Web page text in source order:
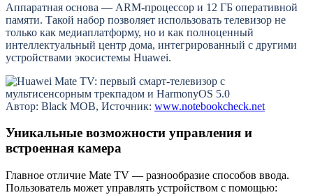
Аппаратная основа — ARM-процессор и 12 ГБ оперативной
памяти. Такой набор позволяет использовать телевизор не
только как медиаплатформу, но и как полноценный
интеллектуальный центр дома, интегрированный с другими
устройствами экосистемы Huawei.
Автор: Black MOB, Источник: www.notebookcheck.net
Уникальные возможности управления и
встроенная камера
Главное отличие Mate TV — разнообразие способов ввода.
Пользователь может управлять устройством с помощью: